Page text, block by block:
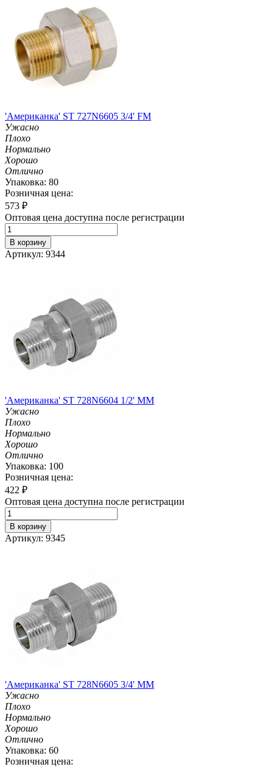
'Американка' ST 727N6605 3/4' FM
Ужасно
Плохо
Нормально
Хорошо
Отлично
Упаковка: 80
Розничная цена:
573 ₽
Оптовая цена доступна после регистрации
В корзину
Артикул: 9344
'Американка' ST 728N6604 1/2' MM
Ужасно
Плохо
Нормально
Хорошо
Отлично
Упаковка: 100
Розничная цена:
422 ₽
Оптовая цена доступна после регистрации
В корзину
Артикул: 9345
'Американка' ST 728N6605 3/4' MM
Ужасно
Плохо
Нормально
Хорошо
Отлично
Упаковка: 60
Розничная цена: